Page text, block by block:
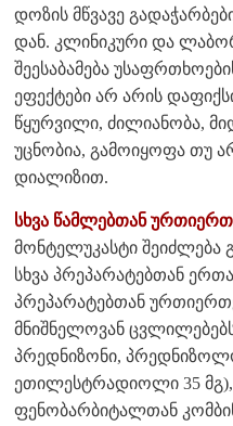
დოზის მწვავე
დან. კლინიკური და
შეესაბამება
ეფექტები არ არის
წყურვილი, ძილიანობა,
უცნობია, გამოიყოფა თუ
დიალიზით.
სხვა წამლებთან
მონტელუკასტი შეიძლება
სხვა პრეპარატებთან
პრეპარატებთან
მნიშნელოვან
პრედნიზონი,
ეთილესტრადიოლი 35 მგ),
ფენობარბიტალთან